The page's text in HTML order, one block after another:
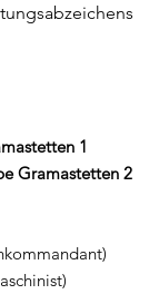
1
Gramastetten 2